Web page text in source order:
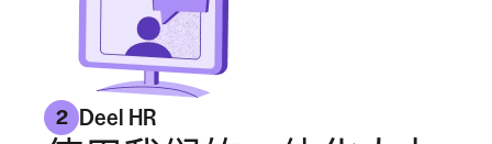
2 Deel HR